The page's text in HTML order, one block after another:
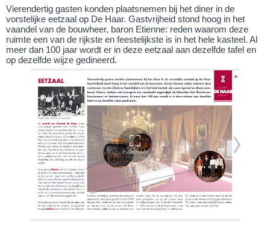
Vierendertig gasten konden plaatsnemen bij het diner in de
vorstelijke eetzaal op De Haar. Gastvrijheid stond hoog in het
vaandel van de bouwheer, baron Etienne: reden waarom deze
ruimte een van de rijkste en feestelijkste is in het hele kasteel. Al
meer dan 100 jaar wordt er in deze eetzaal aan dezelfde tafel en
op dezelfde wijze gedineerd.